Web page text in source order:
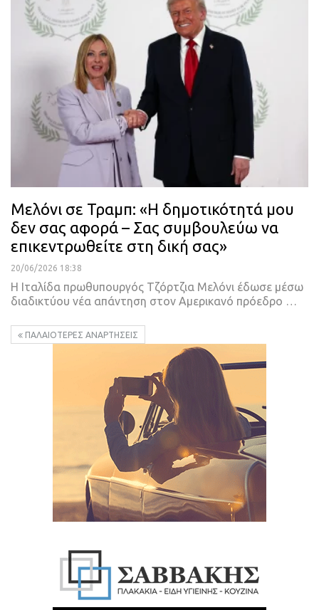
Μελόνι σε Τραμπ: «Η δημοτικότητά μου
δεν σας αφορά – Σας συμβουλεύω να
επικεντρωθείτε στη δική σας»
20/06/2026 18:38
Η Ιταλίδα πρωθυπουργός Τζόρτζια Μελόνι έδωσε μέσω
διαδικτύου νέα απάντηση στον Αμερικανό πρόεδρο …
ΠΑΛΑΙΌΤΕΡΕΣ ΑΝΑΡΤΉΣΕΙΣ